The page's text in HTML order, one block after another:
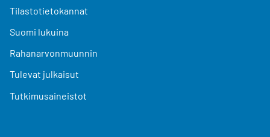
Tilastotietokannat
Suomi lukuina
Rahanarvonmuunnin
Tulevat julkaisut
Tutkimusaineistot